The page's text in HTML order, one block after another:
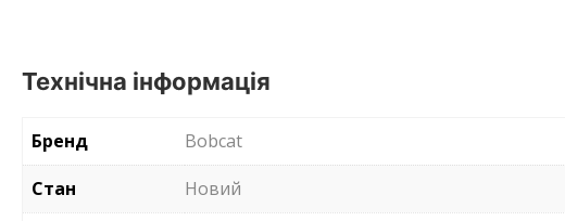
Технічна інформація
Бренд
Bobcat
Стан
Новий